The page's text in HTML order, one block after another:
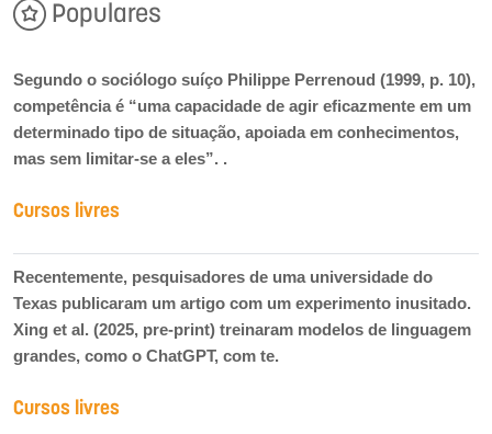
Populares
Segundo o sociólogo suíço Philippe Perrenoud (1999, p. 10),
competência é “uma capacidade de agir eficazmente em um
determinado tipo de situação, apoiada em conhecimentos,
mas sem limitar-se a eles”. .
Cursos livres
Recentemente, pesquisadores de uma universidade do
Texas publicaram um artigo com um experimento inusitado.
Xing et al. (2025, pre-print) treinaram modelos de linguagem
grandes, como o ChatGPT, com te.
Cursos livres